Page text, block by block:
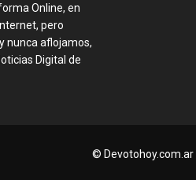
Online, en
pero
nunca aflojamos,
Digital de
© Devotohoy.com.ar